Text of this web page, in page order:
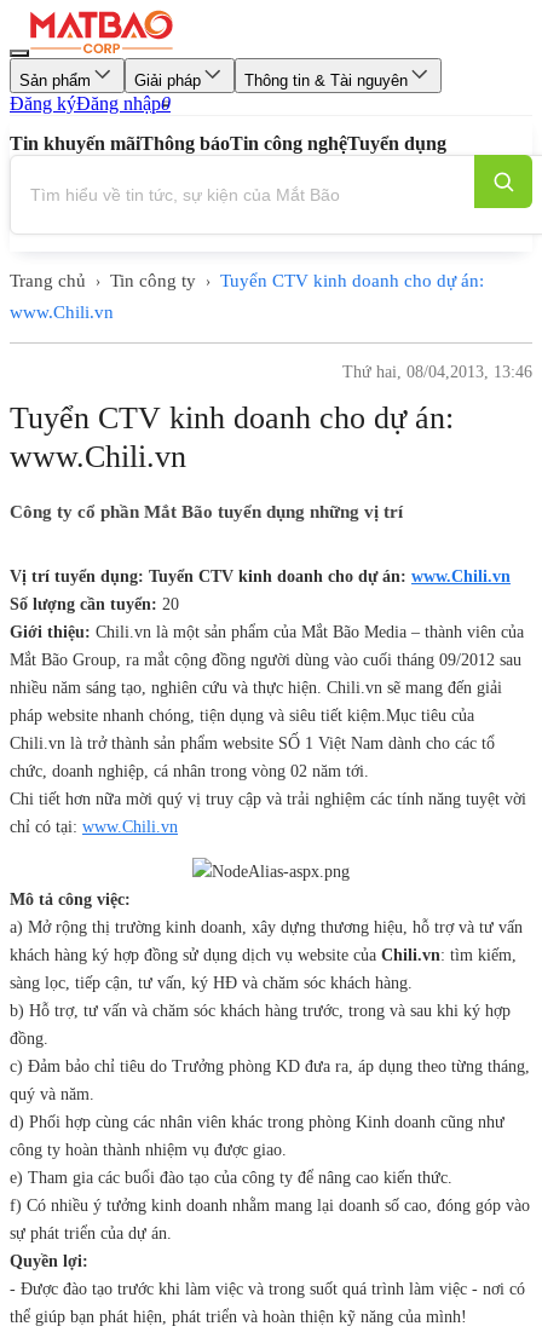
Sản phẩm Giải pháp Thông tin & Tài nguyên
Đăng kýĐăng nhập0
Tin khuyến mãiThông báoTin công nghệTuyển dụng
Trang chủ › Tin công ty › Tuyển CTV kinh doanh cho dự án:
www.Chili.vn
Thứ hai, 08/04,2013, 13:46
Tuyển CTV kinh doanh cho dự án:
www.Chili.vn
Công ty cổ phần Mắt Bão tuyển dụng những vị trí
Vị trí tuyển dụng: Tuyển CTV kinh doanh cho dự án: www.Chili.vn
Số lượng cần tuyển: 20
Giới thiệu: Chili.vn là một sản phẩm của Mắt Bão Media – thành viên của
Mắt Bão Group, ra mắt cộng đồng người dùng vào cuối tháng 09/2012 sau
nhiều năm sáng tạo, nghiên cứu và thực hiện. Chili.vn sẽ mang đến giải
pháp website nhanh chóng, tiện dụng và siêu tiết kiệm.Mục tiêu của
Chili.vn là trở thành sản phẩm website SỐ 1 Việt Nam dành cho các tổ
chức, doanh nghiệp, cá nhân trong vòng 02 năm tới.
Chi tiết hơn nữa mời quý vị truy cập và trải nghiệm các tính năng tuyệt vời
chỉ có tại: www.Chili.vn
Mô tả công việc:
a) Mở rộng thị trường kinh doanh, xây dựng thương hiệu, hỗ trợ và tư vấn
khách hàng ký hợp đồng sử dụng dịch vụ website của Chili.vn: tìm kiếm,
sàng lọc, tiếp cận, tư vấn, ký HĐ và chăm sóc khách hàng.
b) Hỗ trợ, tư vấn và chăm sóc khách hàng trước, trong và sau khi ký hợp
đồng.
c) Đảm bảo chỉ tiêu do Trưởng phòng KD đưa ra, áp dụng theo từng tháng,
quý và năm.
d) Phối hợp cùng các nhân viên khác trong phòng Kinh doanh cũng như
công ty hoàn thành nhiệm vụ được giao.
e) Tham gia các buổi đào tạo của công ty để nâng cao kiến thức.
f) Có nhiều ý tưởng kinh doanh nhằm mang lại doanh số cao, đóng góp vào
sự phát triển của dự án.
Quyền lợi:
- Được đào tạo trước khi làm việc và trong suốt quá trình làm việc - nơi có
thể giúp bạn phát hiện, phát triển và hoàn thiện kỹ năng của mình!